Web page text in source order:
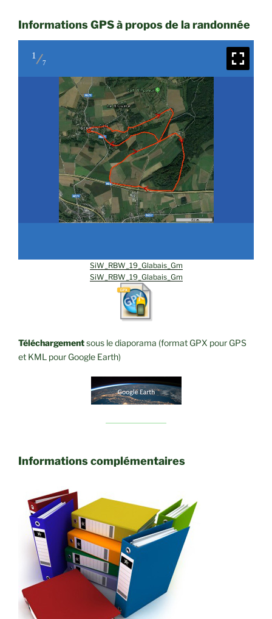
Informations GPS à propos de la randonnée
1
7
SiW_RBW_19_Glabais_Gm
SiW_RBW_19_Glabais_Gm
Téléchargementsous le diaporama (format GPX pour GPS
et KML pour Google Earth)
Informations complémentaires